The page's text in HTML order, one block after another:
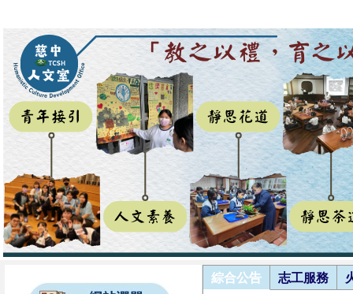
綜合公告 志工服務